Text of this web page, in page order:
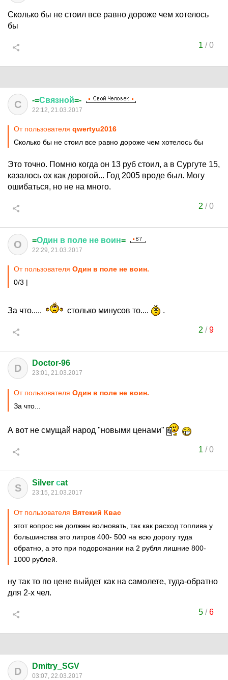
Сколько бы не стоил все равно дороже чем хотелось
бы
1 /0
С -=Связной=-
22:12, 21.03.2017
От пользователя qwertyu2016
Сколько бы не стоил все равно дороже чем хотелось бы
Это точно. Помню когда он 13 руб стоил, а в Сургуте 15,
казалось ох как дорогой... Год 2005 вроде был. Могу
ошибаться, но не на много.
2 /0
О =Один в поле не воин=
22:29, 21.03.2017
От пользователя Один в поле не воин.
0/3 |
За что..... столько минусов то.... .
2 /9
D Doctor-96
23:01, 21.03.2017
От пользователя Один в поле не воин.
За что...
А вот не смущай народ "новыми ценами"
1 /0
S Silver сat
23:15, 21.03.2017
От пользователя Вятский Квас
этот вопрос не должен волновать, так как расход топлива у
большинства это литров 400- 500 на всю дорогу туда
обратно, а это при подорожании на 2 рубля лишние 800-
1000 рублей.
ну так то по цене выйдет как на самолете, туда-обратно
для 2-х чел.
5/6
D Dmitry_SGV
03:07, 22.03.2017